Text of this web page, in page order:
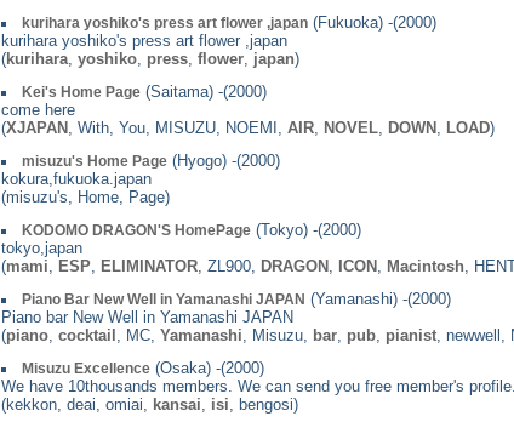
kurihara yoshiko's press art flower ,japan (Fukuoka) -(2000)
kurihara yoshiko's press art flower ,japan
(kurihara yoshiko press flower japan)
Kei's Home Page (Saitama) -(2000)
come here
(XJAPAN , With, You, MISUZU, NOEMI, AIR NOVEL DOWN LOAD)
misuzu's Home Page (Hyogo) -(2000)
kokura,fukuoka.japan
(misuzu's, Home, Page)
KODOMO DRAGON'S HomePage (Tokyo) -(2000)
tokyo,japan
(mami ESP ELIMINATOR , ZL900, DRAGON ICON Macintosh ,
Piano Bar New Well in Yamanashi JAPAN (Yamanashi) -(2000)
Piano bar New Well in Yamanashi JAPAN
(piano cocktail , MC, Yamanashi , Misuzu, bar pub pianist ,
Misuzu Excellence (Osaka) -(2000)
We have 10thousands members. We can send you free member's profile.
(kekkon, deai, omiai,
kansai isi , bengosi)